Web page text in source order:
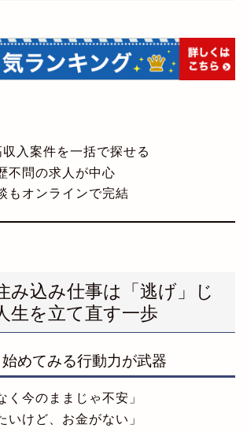
入案件を一括で探せる
不問の求人が中心
もオンラインで完結
み込み仕事は「逃げ」じ
生を立て直す一歩
めてみる行動力が武器
く今のままじゃ不安」
いけど、お金がない」